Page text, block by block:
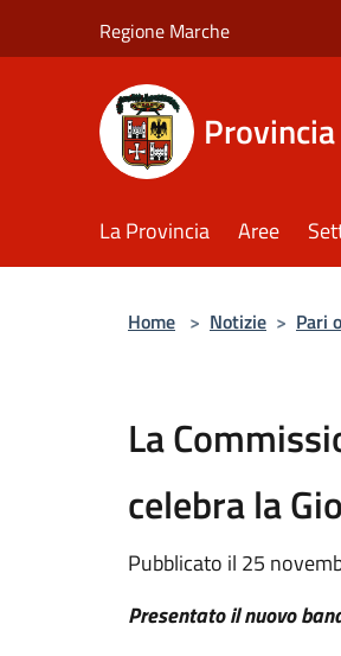
Regione Marche
La Provincia Aree
Home > Notizie > Pari
La
celebra la
Pubblicato il 25
Presentato il nuovo